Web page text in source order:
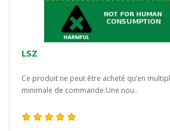
LSZ
Ce produit ne peut être acheté qu’en
minimale de commande.Une nou..